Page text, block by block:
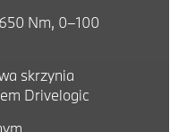
Nm, 0–100
skrzynia
Drivelogic